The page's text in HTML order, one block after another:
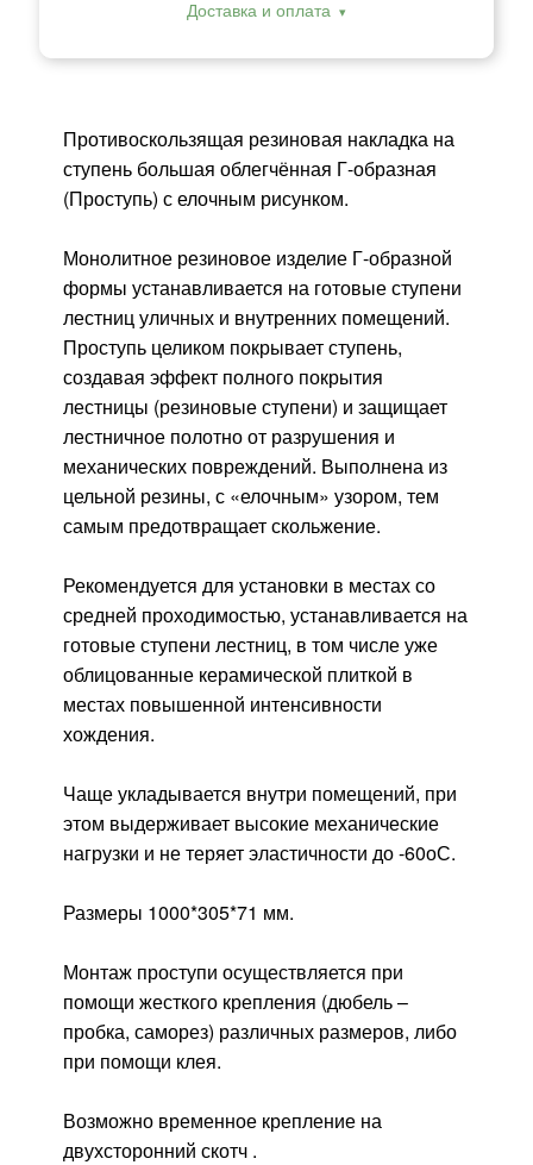
Доставка и оплата
Противоскользящая резиновая накладка на
ступень большая облегчённая Г-образная
(Проступь) с елочным рисунком.
Монолитное резиновое изделие Г-образной
формы устанавливается на готовые ступени
лестниц уличных и внутренних помещений.
Проступь целиком покрывает ступень,
создавая эффект полного покрытия
лестницы (резиновые ступени) и защищает
лестничное полотно от разрушения и
механических повреждений. Выполнена из
цельной резины, с «елочным» узором, тем
самым предотвращает скольжение.
Рекомендуется для установки в местах со
средней проходимостью, устанавливается на
готовые ступени лестниц, в том числе уже
облицованные керамической плиткой в
местах повышенной интенсивности
хождения.
Чаще укладывается внутри помещений, при
этом выдерживает высокие механические
нагрузки и не теряет эластичности до -60оС.
Размеры 1000*305*71 мм.
Монтаж проступи осуществляется при
помощи жесткого крепления (дюбель –
пробка, саморез) различных размеров, либо
при помощи клея.
Возможно временное крепление на
двухсторонний скотч .